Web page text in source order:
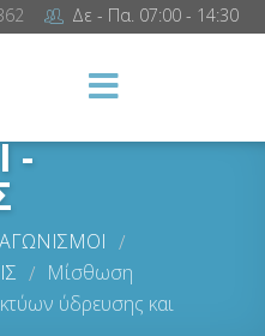
Δε - Πα. 07:00 - 14:30
-
/
/ Μίσθωση
ύδρευσης και